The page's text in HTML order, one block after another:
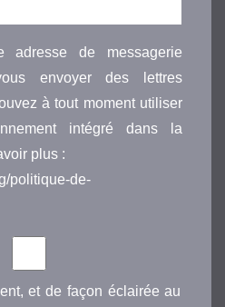
adresse de messagerie
envoyer des lettres
à tout moment utiliser
intégré dans la
plus :
politique-de-
et de façon éclairée au